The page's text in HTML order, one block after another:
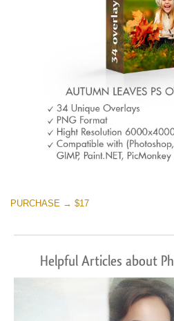
PURCHASE → $17
Helpful Articles about